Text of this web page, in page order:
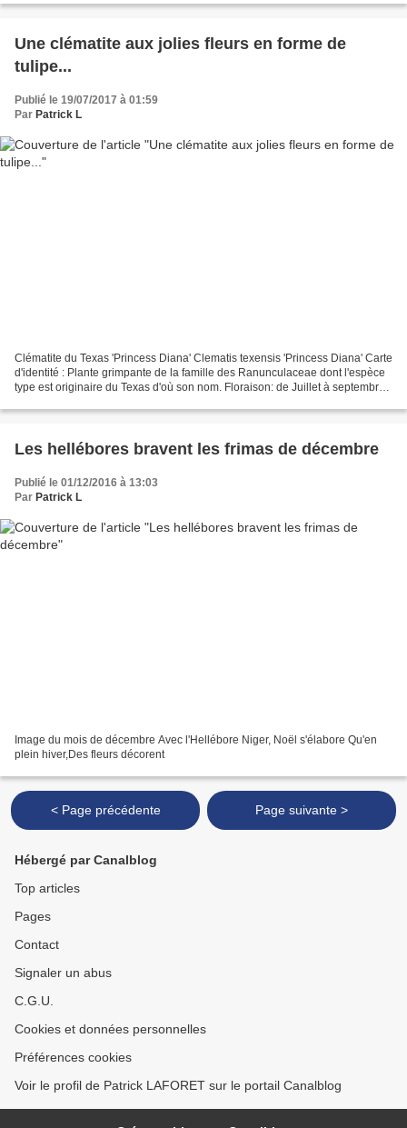
Une clématite aux jolies fleurs en forme de
tulipe...
Publié le 19/07/2017 à 01:59
Par Patrick L
Clématite du Texas 'Princess Diana' Clematis texensis 'Princess Diana' Carte
d'identité : Plante grimpante de la famille des Ranunculaceae dont l'espèce
type est originaire du Texas d'où son nom. Floraison: de Juillet à septembre.
Les hellébores bravent les frimas de décembre
Publié le 01/12/2016 à 13:03
Par Patrick L
Image du mois de décembre Avec l'Hellébore Niger, Noël s'élabore Qu'en
plein hiver,Des fleurs décorent
< Page précédente Page suivante >
Hébergé par Canalblog
Top articles
Pages
Contact
Signaler un abus
C.G.U.
Cookies et données personnelles
Préférences cookies
Voir le profil de Patrick LAFORET sur le portail Canalblog